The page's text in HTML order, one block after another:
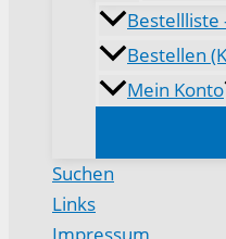
Bestellliste
Bestellen
Mein Konto
Suchen
Links